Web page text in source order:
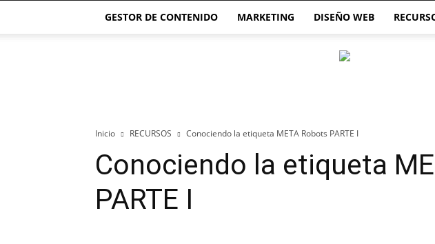
GESTOR DE CONTENIDO MARKETING DISEÑO WEB
Webs
Inicio RECURSOS Conociendo la etiqueta META Robots PARTE I
Conociendo la etiqueta
PARTE I